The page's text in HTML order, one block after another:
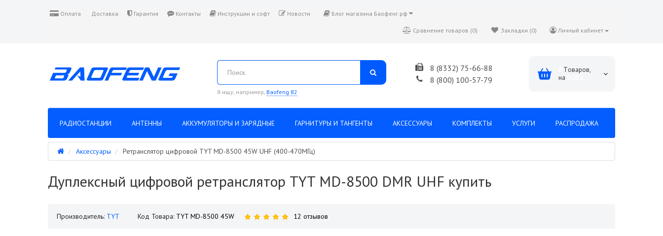
Оплата Доставка Гарантия Контакты Инструкции и софт Новости Блог магазина Баофенг.рф
Личный кабинет
Закладки (0)
Сравнение товаров (0)
8 (8332) 75-66-88
8 (800) 100-57-79
Tоваров,
на
Я ищу, например, Baofeng 82
РАДИОСТАНЦИИ АНТЕННЫ АККУМУЛЯТОРЫ И ЗАРЯДНЫЕ ГАРНИТУРЫ И ТАНГЕНТЫ АКСЕССУАРЫ КОМПЛЕКТЫ УСЛУГИ РАСПРОДАЖА
Аксессуары Ретранслятор цифровой TYT MD-8500 45W UHF (400-470МГц)
Дуплексный цифровой ретранслятор TYT MD-8500 DMR UHF купить
Производитель: TYT Код Товара: TYT MD-8500 45W 12 отзывов